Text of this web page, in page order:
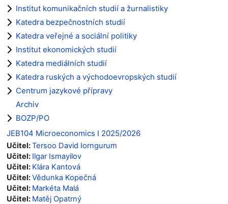
Institut komunikačních studií a žurnalistiky
Katedra bezpečnostních studií
Katedra veřejné a sociální politiky
Institut ekonomických studií
Katedra mediálních studií
Katedra ruských a východoevropských studií
Centrum jazykové přípravy
Archiv
BOZP/PO
JEB104 Microeconomics I 2025/2026
Učitel:Tersoo David Iorngurum
Učitel: Ilgar Ismayilov
Učitel: Klára Kantová
Učitel:Vědunka Kopečná
Učitel: Markéta Malá
Učitel: Matěj Opatrný